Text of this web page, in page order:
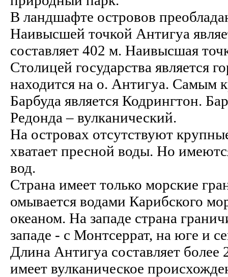
В ландшафте островов
Наивысшей точкой Антигуа
составляет 402 м. Наивысшая
Столицей государства является
находится на о. Антигуа. Самым
Барбуда является Кодрингтон.
Редонда – вулканический.
На островах отсутствуют
хватает пресной воды. Но
вод.
Страна имеет только морские
омывается водами Карибского
океаном. На западе страна
западе - с Монтсеррат, на юге и
Длина Антигуа составляет
имеет вулканическое